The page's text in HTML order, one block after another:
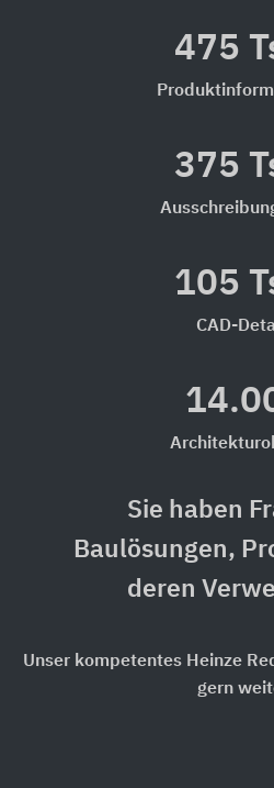
475
375
105
CAD-
Sie haben
Baulösungen,
deren
Unser kompetentes Heinze
gern